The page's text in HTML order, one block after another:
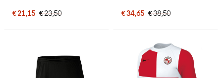
€ 21,15 € 23,50 € 34,65 € 38,50